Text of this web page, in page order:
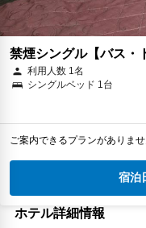
禁煙シングル【バス・
利用人数 1名
シングルベッド 1台
ご案内できるプランがありま
宿泊
ホテル詳細情報